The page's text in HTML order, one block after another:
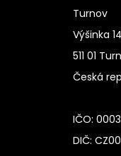
Turnov
Výšinka
511 01
Česká
IČO:
DIČ: